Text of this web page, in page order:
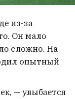
из-за
Он мало
сложно. На
опытный
— улыбается